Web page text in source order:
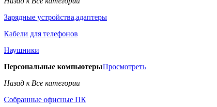
Зарядные устройства,адаптеры
Кабели для телефонов
Наушники
Персональные компьютерыПросмотреть
Назад к Все категории
Собранные офисные ПК